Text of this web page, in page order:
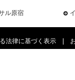
ル原宿
法律に基づく表示